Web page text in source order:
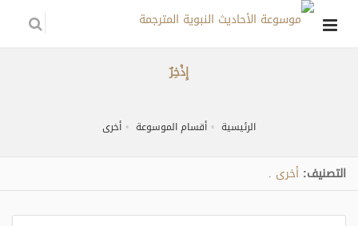
إِذْخِرٌ
الرئيسية أقسام الموسوعة أخرى
التصنيف: أخرى